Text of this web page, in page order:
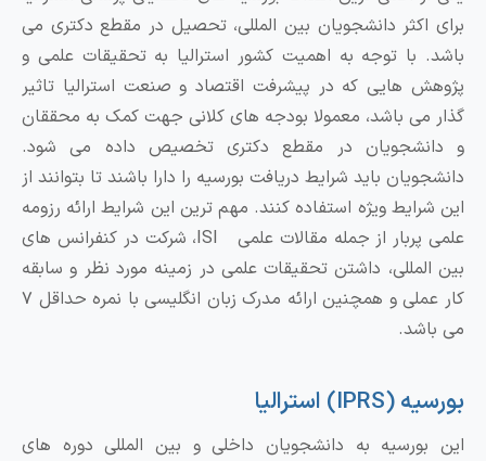
برای اکثر دانشجویان بین المللی، تحصیل در مقطع دکتری می
باشد. با توجه به اهمیت کشور استرالیا به تحقیقات علمی و
پژوهش هایی که در پیشرفت اقتصاد و صنعت استرالیا تاثیر
گذار می باشد، معمولا بودجه های کلانی جهت کمک به محققان
و دانشجویان در مقطع دکتری تخصیص داده می شود.
دانشجویان باید شرایط دریافت بورسیه را دارا باشند تا بتوانند از
این شرایط ویژه استفاده کنند. مهم ترین این شرایط ارائه رزومه
علمی پربار از جمله مقالات علمی ISI، شرکت در کنفرانس های
بین المللی، داشتن تحقیقات علمی در زمینه مورد نظر و سابقه
کار عملی و همچنین ارائه مدرک زبان انگلیسی با نمره حداقل ۷
می باشد.
بورسیه (IPRS) استرالیا
این بورسیه به دانشجویان داخلی و بین المللی دوره‌ های